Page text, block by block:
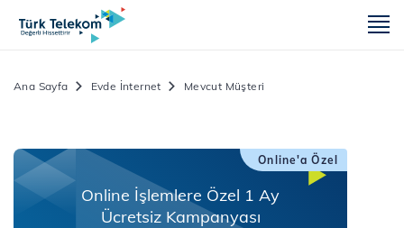
Ana Sayfa Evde İnternet Mevcut Müşteri
Online'a Özel
Online İşlemlere Özel 1 Ay
Ücretsiz Kampanyası